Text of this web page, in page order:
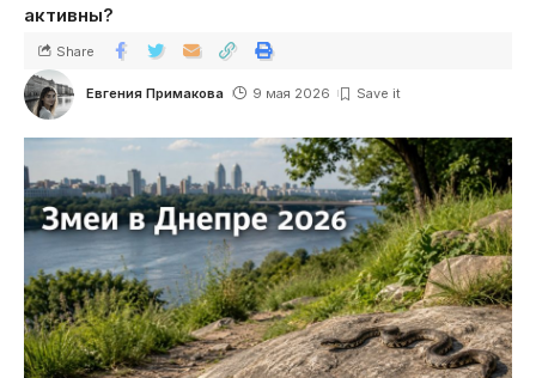
активны?
Евгения Примакова 9 мая 2026
Share